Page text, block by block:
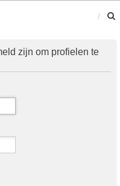
zijn om profielen te